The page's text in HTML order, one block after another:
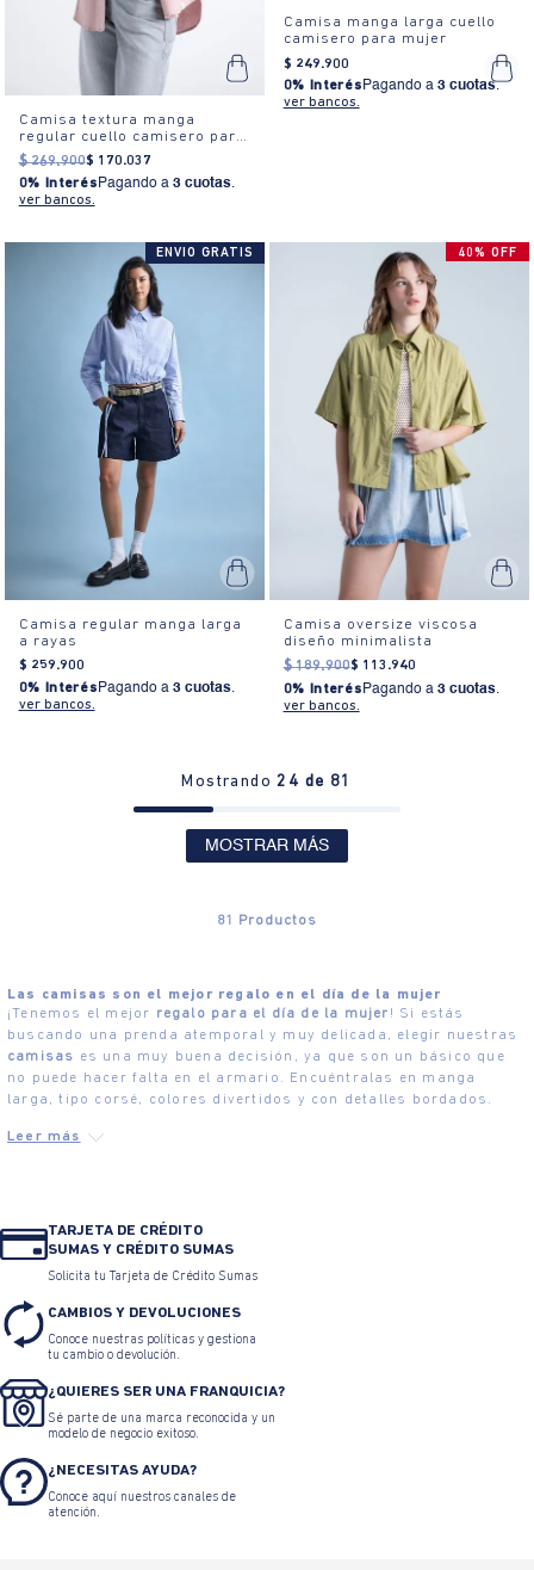
Camisa textura manga
regular cuello camisero para
mujer
$ 269.900$ 170.037
0% InterésPagando a 3 cuotas.
ver bancos.
Camisa manga larga cuello
camisero para mujer
$ 249.900
0% Interés Pagando a 3 cuotas.
ver bancos.
ENVIO GRATIS
Camisa regular manga larga
a rayas
$ 259.900
0% Interés Pagando a 3 cuotas.
ver bancos.
40% OFF
Camisa oversize viscosa
diseño minimalista
$ 189.900$ 113 .940
0% Interés Pagando a 3 cuotas.
ver bancos.
Mostrando24 de 81
MOSTRAR MÁS
81 Productos
Las camisas son el mejor regalo en el día de la mujer
¡Tenemos el mejor regalo para el día de la mujer ! Si estás
buscando una prenda atemporal y muy delicada, elegir nuestras
camisas es una muy buena decisión, ya que son un básico que
no puede hacer falta en el armario. Encuéntralas en manga
larga, tipo corsé, colores divertidos y con detalles bordados.
TARJETA DE CRÉDITO
SUMAS Y CRÉDITO SUMAS
Solicita tu Tarjeta de Crédito Sumas
CAMBIOS Y DEVOLUCIONES
Conoce nuestras políticas y gestiona
tu cambio o devolución.
¿QUIERES SER UNA FRANQUICIA?
Sé parte de una marca reconocida y un
modelo de negocio exitoso.
¿NECESITAS AYUDA?
Conoce aquí nuestros canales de
atención.